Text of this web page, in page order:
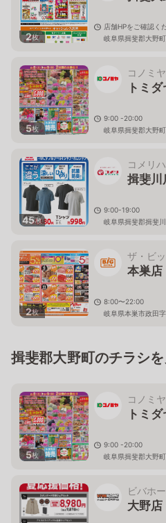
2枚
店舗HPをご確認く
岐阜県揖斐郡大野
5枚
コノミヤ
トミ
9:00 -20:00
岐阜県揖斐郡大野
45枚
コメリ
揖斐川
9:00-19:00
岐阜県揖斐郡揖斐
2枚
ザ・ビ
本巣店
8:00〜22:00
岐阜県本巣市政田
揖斐郡大野町のチラシ
5枚
コノミヤ
トミ
9:00 -20:00
岐阜県揖斐郡大野
ビバホ
大野店